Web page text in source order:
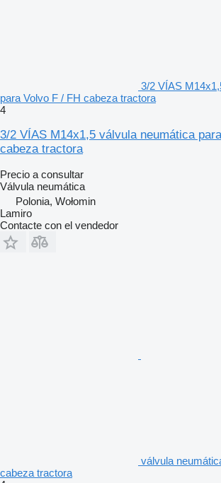
3/2 VÍAS
para Volvo F / FH cabeza tractora
4
3/2 VÍAS M14x1,5 válvula neumática
cabeza tractora
Precio a consultar
Válvula neumática
Polonia, Wołomin
Lamiro
Contacte con el vendedor
válvula
cabeza tractora